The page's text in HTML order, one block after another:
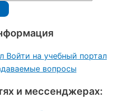
Войти на учебный портал
вопросы
и мессенджерах: